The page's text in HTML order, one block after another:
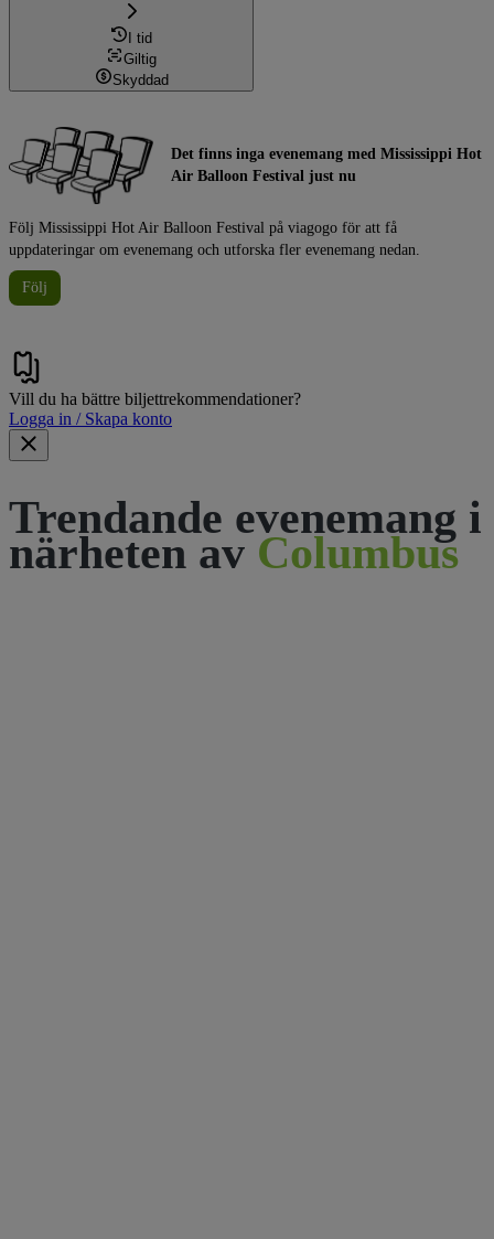
I tid
Giltig
Skyddad
Det finns inga evenemang med Mississippi Hot
Air Balloon Festival just nu
Följ Mississippi Hot Air Balloon Festival på viagogo för att få
uppdateringar om evenemang och utforska fler evenemang nedan.
Följ
Vill du ha bättre biljettrekommendationer?
Logga in / Skapa konto
Trendande evenemang i
närheten av Columbus